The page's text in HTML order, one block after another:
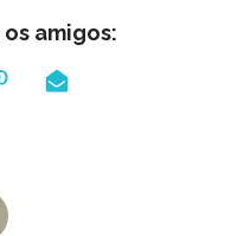
amigos: